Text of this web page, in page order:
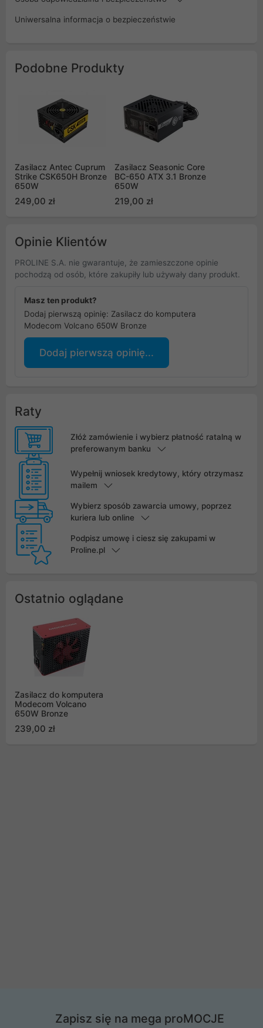
Uniwersalna informacja o bezpieczeństwie
Podobne Produkty
Zasilacz Antec Cuprum
Strike CSK650H Bronze
650W
249,00 zł
Zasilacz Seasonic Core
BC-650 ATX 3.1 Bronze
650W
219,00 zł
Opinie Klientów
PROLINE S.A. nie gwarantuje, że zamieszczone opinie
pochodzą od osób, które zakupiły lub używały dany produkt.
Masz ten produkt?
Dodaj pierwszą opinię: Zasilacz do komputera
Modecom Volcano 650W Bronze
Dodaj pierwszą opinię...
Raty
Złóż zamówienie i wybierz płatność ratalną w
preferowanym banku
Wypełnij wniosek kredytowy, który otrzymasz
mailem
Wybierz sposób zawarcia umowy, poprzez
kuriera lub online
Podpisz umowę i ciesz się zakupami w
Proline.pl
Ostatnio oglądane
Zasilacz do komputera
Modecom Volcano
650W Bronze
239,00 zł
Zapisz się na mega proMOCJE